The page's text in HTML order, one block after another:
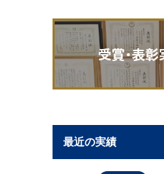
最近の実績